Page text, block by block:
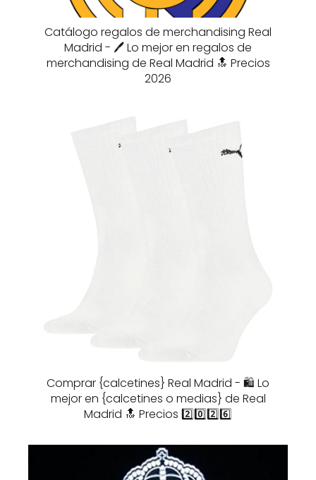
Catálogo regalos de merchandising Real
Madrid - 🖊️ Lo mejor en regalos de
merchandising de Real Madrid 🔝 Precios
2026
Comprar {calcetines} Real Madrid - 🛍️ Lo
mejor en {calcetines o medias} de Real
Madrid 🔝 Precios 2️⃣0️⃣2️⃣6️⃣